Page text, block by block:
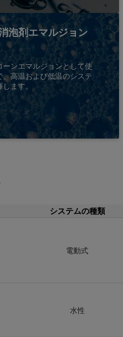
泡剤エマルジョン
ンエマルジョンとして使
高温および低温のシステ
ます。
システムの種類
電動式
水性